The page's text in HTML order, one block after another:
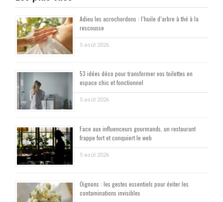
Adieu les acrochordons : l’huile d’arbre à thé à la
rescousse
5 août 2026
53 idées déco pour transformer vos toilettes en
espace chic et fonctionnel
5 août 2026
Face aux influenceurs gourmands, un restaurant
frappe fort et conquiert le web
5 août 2026
Oignons : les gestes essentiels pour éviter les
contaminations invisibles